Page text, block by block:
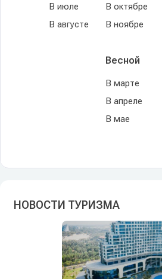
В июле
В августе
В октябре
В ноябре
Весной
В марте
В апреле
В мае
НОВОСТИ ТУРИЗМА